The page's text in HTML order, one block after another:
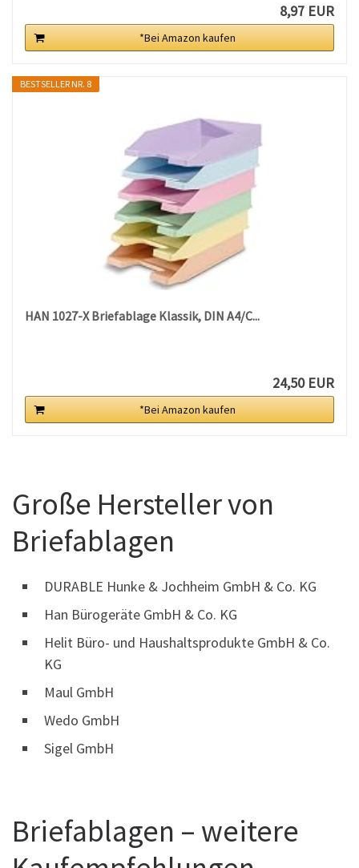
8,97 EUR
*Bei Amazon kaufen
BESTSELLER NR. 8
HAN 1027-X Briefablage Klassik, DIN A4/C...
24,50 EUR
*Bei Amazon kaufen
Große Hersteller von
Briefablagen
DURABLE Hunke & Jochheim GmbH & Co. KG
Han Bürogeräte GmbH & Co. KG
Helit Büro- und Haushaltsprodukte GmbH & Co.
KG
Maul GmbH
Wedo GmbH
Sigel GmbH
Briefablagen – weitere